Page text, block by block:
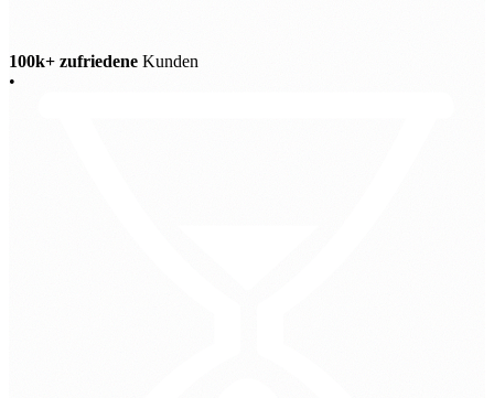
100k+ zufriedene Kunden
•